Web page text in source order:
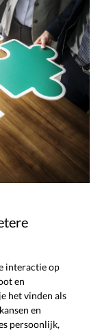
interactie op
en
het vinden als
en
persoonlijk,